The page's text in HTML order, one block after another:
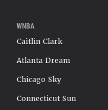
WNBA
Caitlin Clark
Atlanta Dream
Chicago Sky
Connecticut Sun